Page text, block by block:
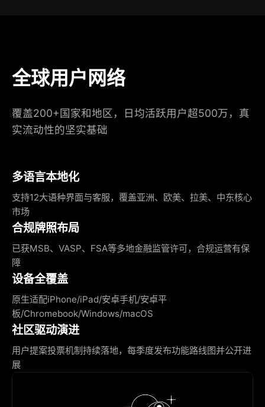
全球用户网络
覆盖200+国家和地区，日均活跃用户超500万，真
实流动性的坚实基础
多语言本地化
支持12大语种界面与客服，覆盖亚洲、欧美、拉美、中东核心
市场
合规牌照布局
已获MSB、VASP、FSA等多地金融监管许可，合规运营有保
障
设备全覆盖
原生适配iPhone/iPad/安卓手机/安卓平
板/Chromebook/Windows/macOS
社区驱动演进
用户提案投票机制持续落地，每季度发布功能路线图并公开进
展